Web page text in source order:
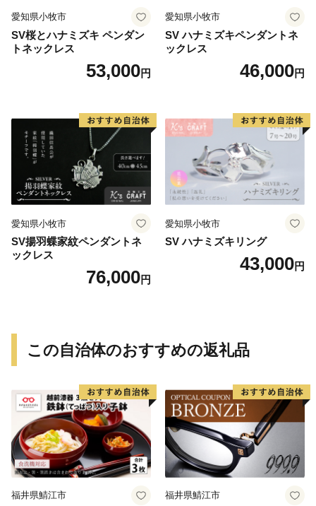
愛知県小牧市
SV桜とハナミズキ ペンダン
トネックレス
53,000円
愛知県小牧市
SV ハナミズキペンダントネ
ックレス
46,000円
愛知県小牧市
SV揚羽蝶家紋ペンダントネ
ックレス
76,000円
愛知県小牧市
SV ハナミズキリング
43,000円
この自治体のおすすめの返礼品
福井県鯖江市 福井県鯖江市